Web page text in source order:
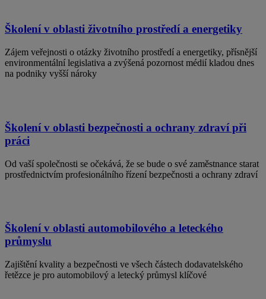
Školení v oblasti životního prostředí a energetiky
Zájem veřejnosti o otázky životního prostředí a energetiky, přísnější
environmentální legislativa a zvýšená pozornost médií kladou dnes
na podniky vyšší nároky
Školení v oblasti bezpečnosti a ochrany zdraví při
práci
Od vaší společnosti se očekává, že se bude o své zaměstnance starat
prostřednictvím profesionálního řízení bezpečnosti a ochrany zdraví
Školení v oblasti automobilového a leteckého
průmyslu
Zajištění kvality a bezpečnosti ve všech částech dodavatelského
řetězce je pro automobilový a letecký průmysl klíčové